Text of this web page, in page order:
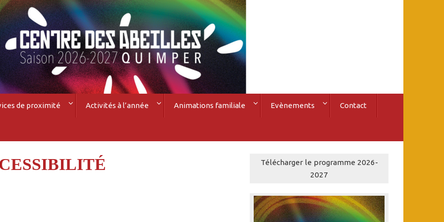
de proximité Activités à l’année Animations familiale Evènements Contact
Télécharger le programme 2026-
2027